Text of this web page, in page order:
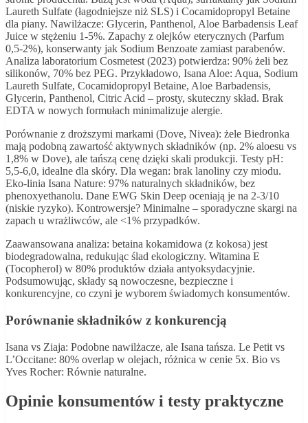
Laureth Sulfate (łagodniejsze niż SLS) i Cocamidopropyl Betaine
dla piany. Nawilżacze: Glycerin, Panthenol, Aloe Barbadensis Leaf
Juice w stężeniu 1-5%. Zapachy z olejków eterycznych (Parfum
0,5-2%), konserwanty jak Sodium Benzoate zamiast parabenów.
Analiza laboratorium Cosmetest (2023) potwierdza: 90% żeli bez
silikonów, 70% bez PEG. Przykładowo, Isana Aloe: Aqua, Sodium
Laureth Sulfate, Cocamidopropyl Betaine, Aloe Barbadensis,
Glycerin, Panthenol, Citric Acid – prosty, skuteczny skład. Brak
EDTA w nowych formułach minimalizuje alergie.
Porównanie z droższymi markami (Dove, Nivea): żele Biedronka
mają podobną zawartość aktywnych składników (np. 2% aloesu vs
1,8% w Dove), ale tańszą cenę dzięki skali produkcji. Testy pH:
5,5-6,0, idealne dla skóry. Dla wegan: brak lanoliny czy miodu.
Eko-linia Isana Nature: 97% naturalnych składników, bez
phenoxyethanolu. Dane EWG Skin Deep oceniają je na 2-3/10
(niskie ryzyko). Kontrowersje? Minimalne – sporadyczne skargi na
zapach u wrażliwców, ale <1% przypadków.
Zaawansowana analiza: betaina kokamidowa (z kokosa) jest
biodegradowalna, redukując ślad ekologiczny. Witamina E
(Tocopherol) w 80% produktów działa antyoksydacyjnie.
Podsumowując, składy są nowoczesne, bezpieczne i
konkurencyjne, co czyni je wyborem świadomych konsumentów.
Porównanie składników z konkurencją
Isana vs Ziaja: Podobne nawilżacze, ale Isana tańsza. Le Petit vs
L’Occitane: 80% overlap w olejach, różnica w cenie 5x. Bio vs
Yves Rocher: Równie naturalne.
Opinie konsumentów i testy praktyczne